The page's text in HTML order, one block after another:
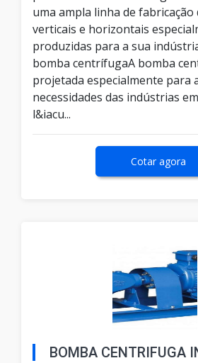
uma ampla linha de fabricação
verticais e horizontais
produzidas para a sua
bomba centrífugaA bomba
projetada especialmente para
necessidades das indústrias
l&iacu...
Cotar agora
BOMBA CENTRIFUGA